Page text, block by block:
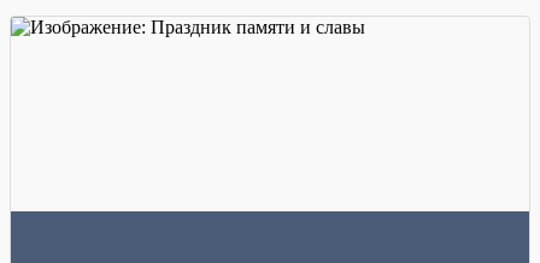
На мероприятие, посвященное 81 годовщине со Дня Победы в Великой
Отечественной Войне. Были приглашены участники СВО